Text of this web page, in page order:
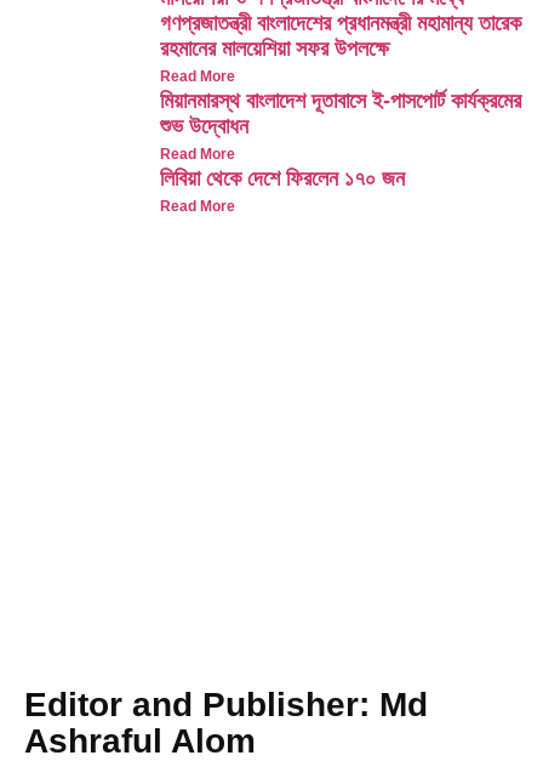
গণপ্রজাতন্ত্রী বাংলাদেশের প্রধানমন্ত্রী মহামান্য তারেক
রহমানের মালয়েশিয়া সফর উপলক্ষে
Read More
মিয়ানমারস্থ বাংলাদেশ দূতাবাসে ই-পাসপোর্ট কার্যক্রমের
শুভ উদ্বোধন
Read More
লিবিয়া থেকে দেশে ফিরলেন ১৭০ জন
Read More
Editor and Publisher: Md
Ashraful Alom